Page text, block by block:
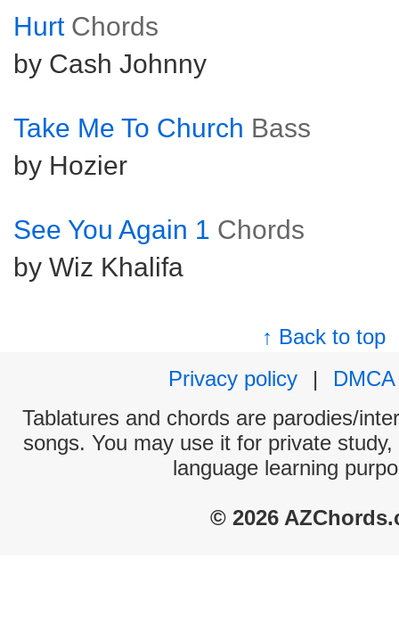
Hurt Chords
by Cash Johnny
Take Me To Church Bass
by Hozier
See You Again 1 Chords
by Wiz Khalifa
↑ Back to top
Privacy policy
|
DMCA
Tablatures and chords are parodies/
songs. You may use it for private
language learning
© 2026